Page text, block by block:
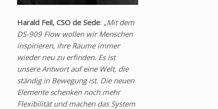
Harald Feil, CSO de Sede: „Mit dem
DS-909 Flow wollen wir Menschen
inspirieren, ihre Räume immer
wieder neu zu erfinden. Es ist
unsere Antwort auf eine Welt, die
ständig in Bewegung ist. Die neuen
Elemente schenken noch mehr
Flexibilität und machen das System